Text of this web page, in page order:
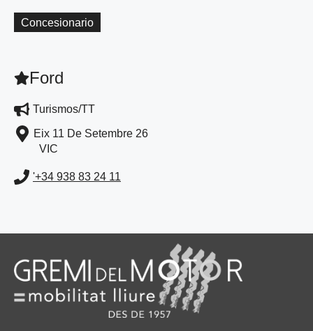
Concesionario
Ford
Turismos/TT
Eix 11 De Setembre 26
VIC
'+34 938 83 24 11